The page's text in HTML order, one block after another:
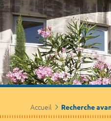
Accueil Recherche